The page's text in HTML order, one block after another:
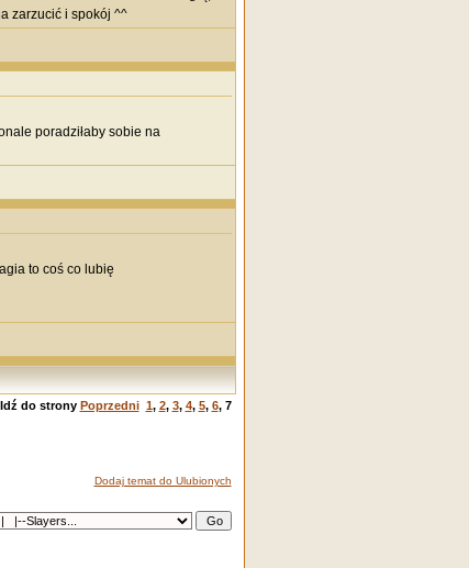
zarzucić i spokój ^^
poradziłaby sobie na
to coś co lubię
do strony Poprzedni 1, 2, 3, 4, 5, 6, 7
Dodaj temat do Ulubionych